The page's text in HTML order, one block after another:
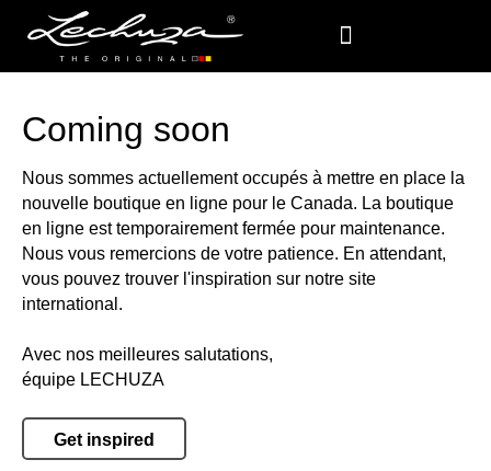
Coming soon
Nous sommes actuellement occupés à mettre en place la
nouvelle boutique en ligne pour le Canada. La boutique
en ligne est temporairement fermée pour maintenance.
Nous vous remercions de votre patience. En attendant,
vous pouvez trouver l'inspiration sur notre site
international.
Avec nos meilleures salutations,
équipe LECHUZA
Get inspired